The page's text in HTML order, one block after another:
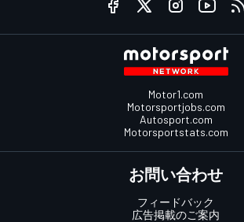
Motor1.com
Motorsportjobs.com
Autosport.com
Motorsportstats.com
お問い合わせ
フィードバック
広告掲載のご案内